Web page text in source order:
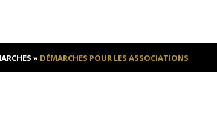
» DÉMARCHES POUR LES ASSOCIATIONS